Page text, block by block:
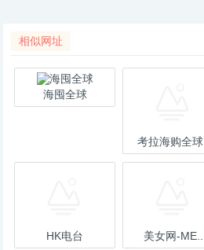
相似网址
海囤全球
考拉海购全球..
HK电台 美女网-ME..